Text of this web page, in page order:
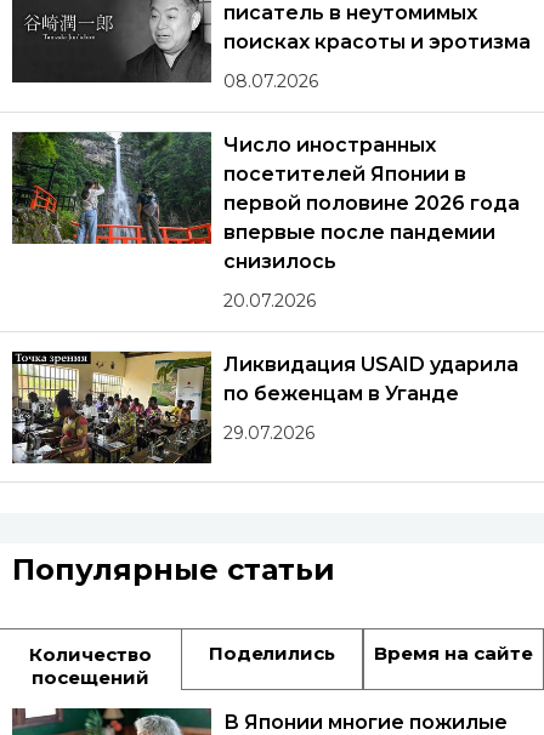
писатель в неутомимых
поисках красоты и эротизма
08.07.2026
Число иностранных
посетителей Японии в
первой половине 2026 года
впервые после пандемии
снизилось
20.07.2026
Ликвидация USAID ударила
по беженцам в Уганде
29.07.2026
Популярные статьи
Количество
посещений
Поделились Время на сайте
В Японии многие пожилые